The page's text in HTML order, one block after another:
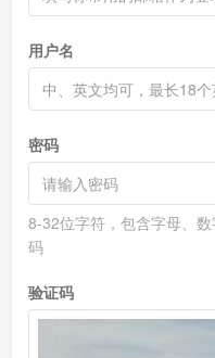
用户名
密码
8-32位字符，包含字母、
码
验证码